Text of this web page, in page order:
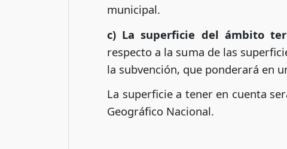
municipal.
c) La superficie del ámbito
respecto a la suma de las
la subvención, que ponderará en
La superficie a tener en cuenta
Geográfico Nacional.